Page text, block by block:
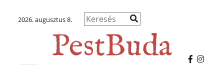
2026. augusztus 8.